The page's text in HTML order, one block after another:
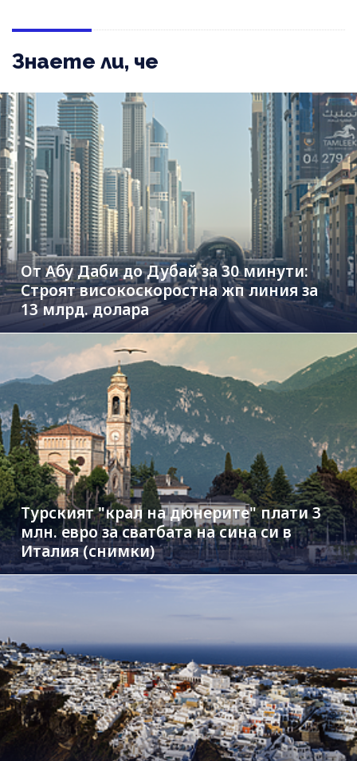
Знаете ли, че
От Абу Даби до Дубай за 30 минути:
Строят високоскоростна жп линия за
13 млрд. долара
Турският "крал на дюнерите" плати 3
млн. евро за сватбата на сина си в
Италия (снимки)